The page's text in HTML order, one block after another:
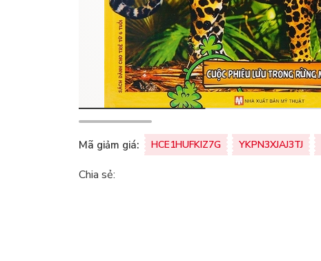
Mã giảm giá: HCE1HUFKIZ7G YKPN3XJAJ3TJ
Chia sẻ: